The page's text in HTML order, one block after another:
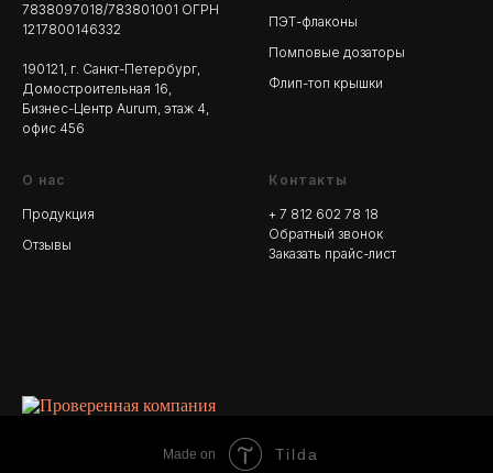
7838097018/783801001 ОГРН
1217800146332
190121, г. Санкт-Петербург,
Домостроительная 16,
Бизнес-Центр Aurum, этаж 4,
офис 456
ПЭТ-флаконы
Помповые дозаторы
Флип-топ крышки
О нас
Продукция
Отзывы
Контакты
+ 7 812 602 78 18
Обратный звонок
Заказать прайс-лист
Made on Tilda